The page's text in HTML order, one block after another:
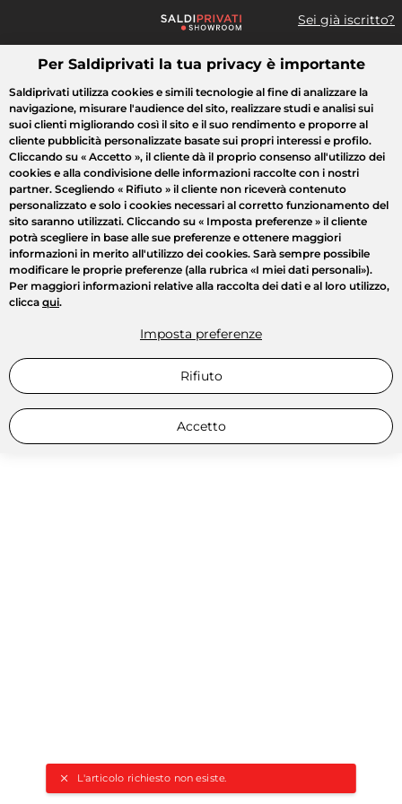
Sei già iscritto?
Cosa cerchi?
L'articolo richiesto non esiste.
Tutte le vendite Moda Casa Bellezza Elettrodomestici
Per Saldiprivati la tua privacy è importante
Saldiprivati utilizza cookies e simili tecnologie al fine di analizzare la
navigazione, misurare l'audience del sito, realizzare studi e analisi sui
suoi clienti migliorando così il sito e il suo rendimento e proporre al
cliente pubblicità personalizzate basate sui propri interessi e profilo.
Cliccando su « Accetto », il cliente dà il proprio consenso all'utilizzo dei
cookies e alla condivisione delle informazioni raccolte con i nostri
partner. Scegliendo « Rifiuto » il cliente non riceverà contenuto
personalizzato e solo i cookies necessari al corretto funzionamento del
sito saranno utilizzati. Cliccando su « Imposta preferenze » il cliente
potrà scegliere in base alle sue preferenze e ottenere maggiori
informazioni in merito all'utilizzo dei cookies. Sarà sempre possibile
modificare le proprie preferenze (alla rubrica «I miei dati personali»).
Per maggiori informazioni relative alla raccolta dei dati e al loro utilizzo,
clicca qui.
Imposta preferenze
Rifiuto
Accetto